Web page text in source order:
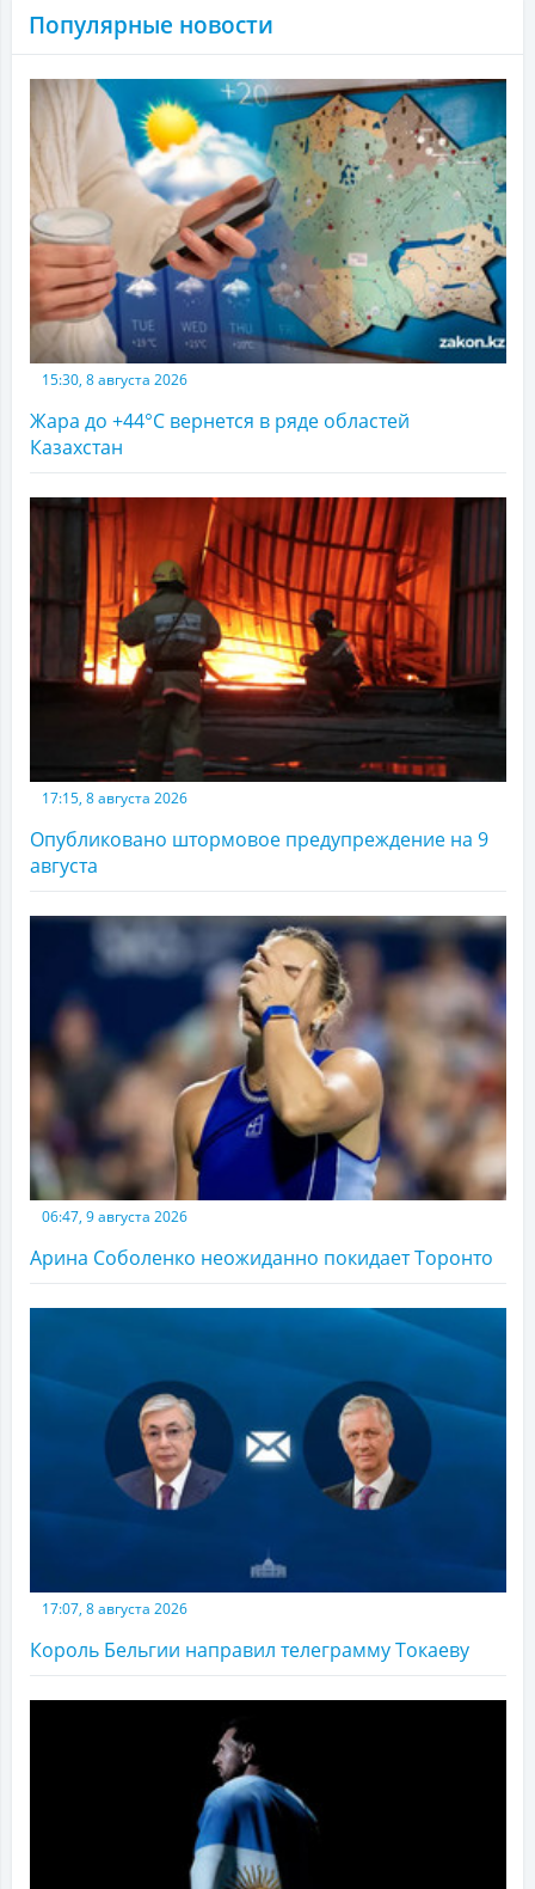
Популярные новости
15:30, 8 августа 2026
Жара до +44°С вернется в ряде областей
Казахстан
17:15, 8 августа 2026
Опубликовано штормовое предупреждение на 9
августа
06:47, 9 августа 2026
Арина Соболенко неожиданно покидает Торонто
17:07, 8 августа 2026
Король Бельгии направил телеграмму Токаеву